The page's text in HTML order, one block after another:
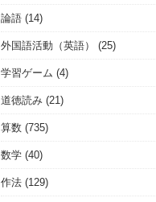
論語 (14)
外国語活動（英語） (25)
学習ゲーム (4)
道徳読み (21)
算数 (735)
数学 (40)
作法 (129)